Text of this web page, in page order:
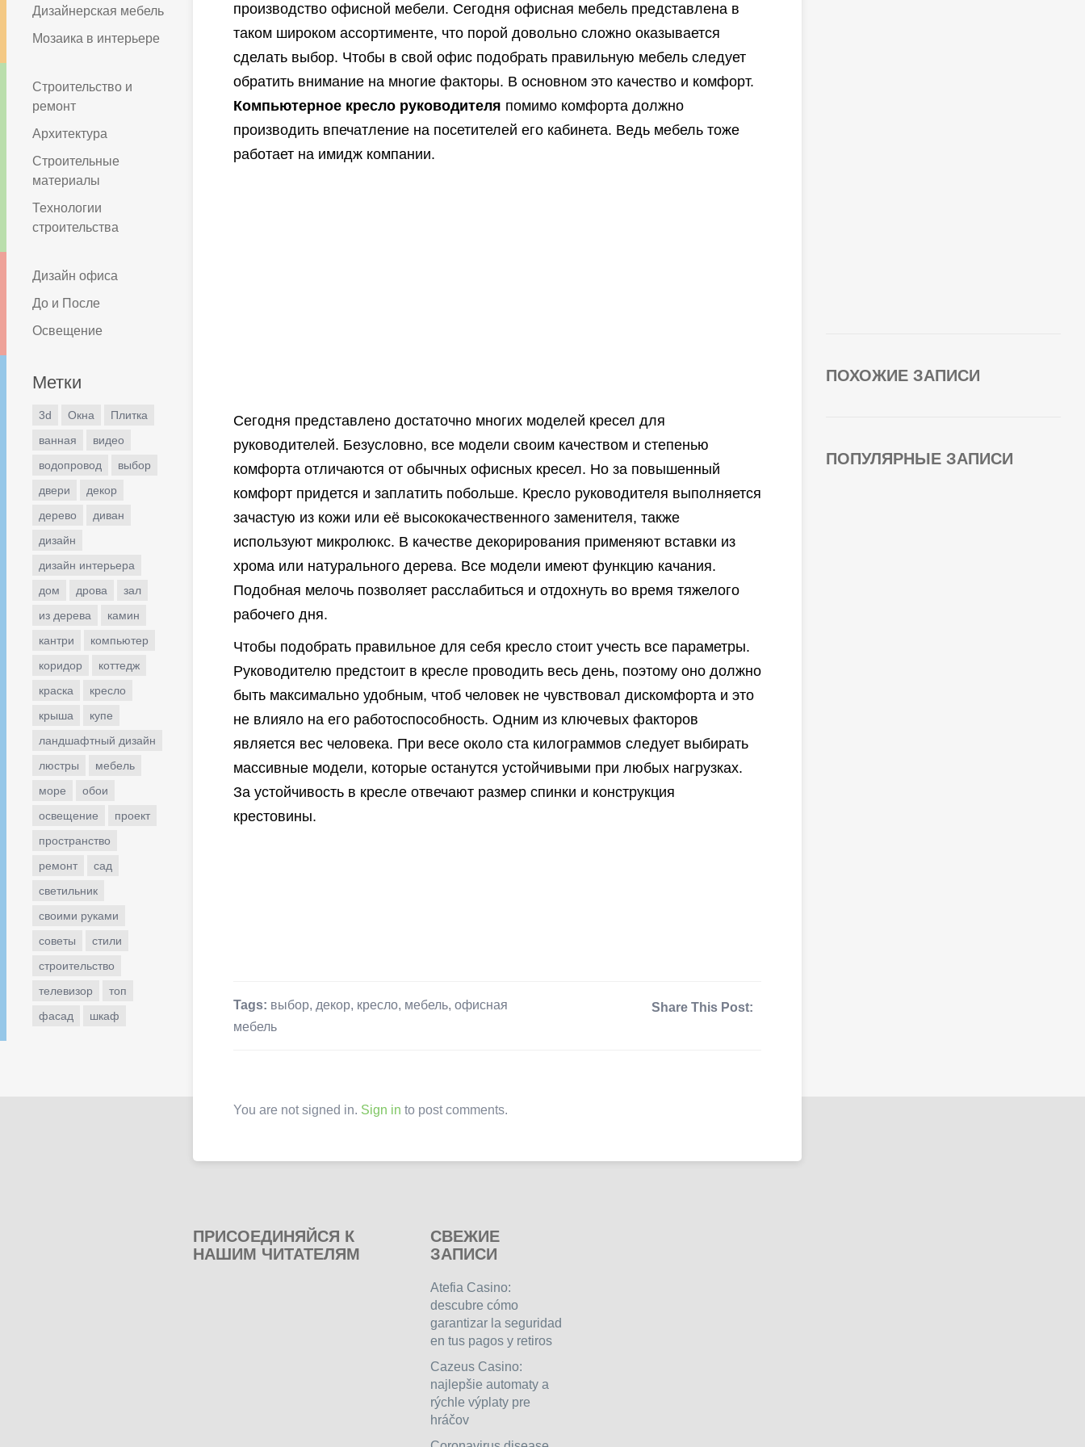
Дизайнерская мебель
Мозаика в интерьере
Строительство и
ремонт
Архитектура
Строительные
материалы
Технологии
строительства
Дизайн офиса
До и После
Освещение
Метки
3d Окна
Плитка
ванная
видео
водопровод
выбор
двери
декор
дерево
диван
дизайн
дизайн интерьера
дом
дрова
зал
из дерева
камин
кантри
компьютер
коридор
коттедж
краска
кресло
крыша
купе
ландшафтный дизайн
люстры
мебель
море
обои
освещение
проект
пространство
ремонт
сад
светильник
своими руками
советы
стили
строительство
телевизор
топ
фасад
шкаф
производство офисной мебели. Сегодня офисная мебель представлена в
таком широком ассортименте, что порой довольно сложно оказывается
сделать выбор. Чтобы в свой офис подобрать правильную мебель следует
обратить внимание на многие факторы. В основном это качество и комфорт.
Компьютерное кресло руководителя помимо комфорта должно
производить впечатление на посетителей его кабинета. Ведь мебель тоже
работает на имидж компании.
Сегодня представлено достаточно многих моделей кресел для
руководителей. Безусловно, все модели своим качеством и степенью
комфорта отличаются от обычных офисных кресел. Но за повышенный
комфорт придется и заплатить побольше. Кресло руководителя выполняется
зачастую из кожи или её высококачественного заменителя, также
используют микролюкс. В качестве декорирования применяют вставки из
хрома или натурального дерева. Все модели имеют функцию качания.
Подобная мелочь позволяет расслабиться и отдохнуть во время тяжелого
рабочего дня.
Чтобы подобрать правильное для себя кресло стоит учесть все параметры.
Руководителю предстоит в кресле проводить весь день, поэтому оно должно
быть максимально удобным, чтоб человек не чувствовал дискомфорта и это
не влияло на его работоспособность. Одним из ключевых факторов
является вес человека. При весе около ста килограммов следует выбирать
массивные модели, которые останутся устойчивыми при любых нагрузках.
За устойчивость в кресле отвечают размер спинки и конструкция
крестовины.
Tags: выбор, декор, кресло, мебель, офисная
мебель
Share This Post:
You are not signed in. Sign in to post comments.
ПОХОЖИЕ ЗАПИСИ
ПОПУЛЯРНЫЕ ЗАПИСИ
ПРИСОЕДИНЯЙСЯ К
НАШИМ ЧИТАТЕЛЯМ
СВЕЖИЕ
ЗАПИСИ
Atefia Casino:
descubre cómo
garantizar la seguridad
en tus pagos y retiros
Cazeus Casino:
najlepšie automaty a
rýchle výplaty pre
hráčov